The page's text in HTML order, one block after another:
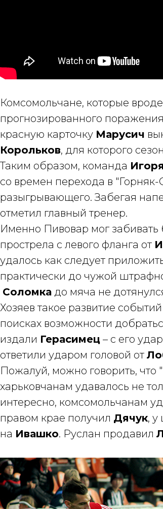
Комсомольчане, которые
прогнозированного
красную карточку Марусич
Корольков, для которого
Таким образом, команда
со времен перехода в "Горняк-
разыгрывающего. Забегая
отметил главный тренер.
Именно Пивовар мог забивать
прострела с левого фланга от
удалось как следует
практически до чужой
Соломка до мяча не
Хозяев такое развитие
поисках возможности
издали Герасимец – с его
ответили ударом головой от
Пожалуй, можно говорить, что
харьковчанам удавалось не
интересно, комсомольчанам
правом крае получил Дячук, у
на Ивашко. Руслан продавил